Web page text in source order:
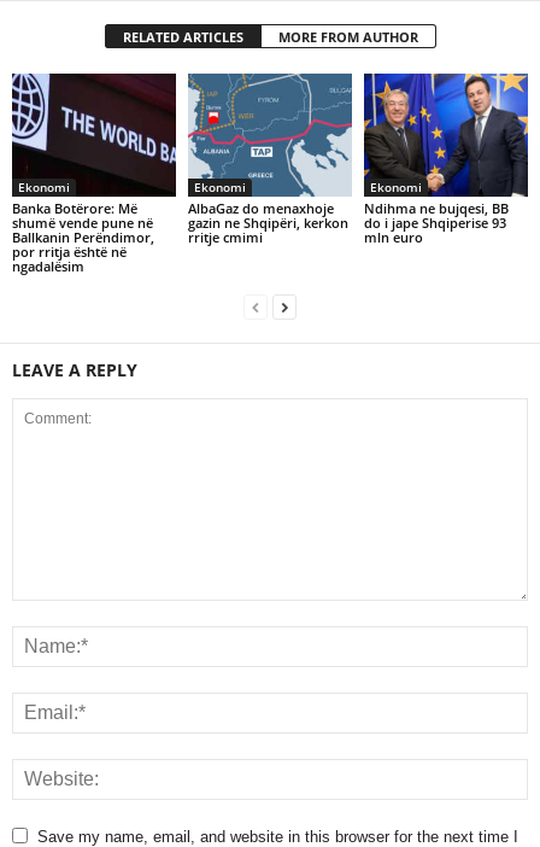
RELATED ARTICLES MORE FROM AUTHOR
Ekonomi
Banka Botërore: Më
shumë vende pune në
Ballkanin Perëndimor,
por rritja është në
ngadalësim
Ekonomi
AlbaGaz do menaxhoje
gazin ne Shqipëri, kerkon
rritje cmimi
Ekonomi
Ndihma ne bujqesi, BB
do i jape Shqiperise 93
mln euro
LEAVE A REPLY
Save my name, email, and website in this browser for the next time I